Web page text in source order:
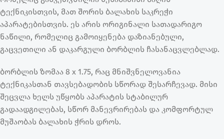
ტექნიკისთვის, მათ შორის ბალახის საკრეჭი
აპარატებისთვის. ეს არის ორიგინალი სათადარიგო
ნაწილი, რომელიც გამოიყენება დაზიანებული,
გაცვეთილი ან დაკარგული ბორბლის ჩასანაცვლებლად.
ბორბლის ზომაა 8 x 1.75, რაც მნიშვნელოვანია
ტექნიკასთან თავსებადობის სწორად შესარჩევად. მისი
შეცვლა ხელს უწყობს აპარატის სტაბილურ
გადაადგილებას, სწორ მანევრირებას და კომფორტულ
მუშაობას ბალახის ჭრის დროს.